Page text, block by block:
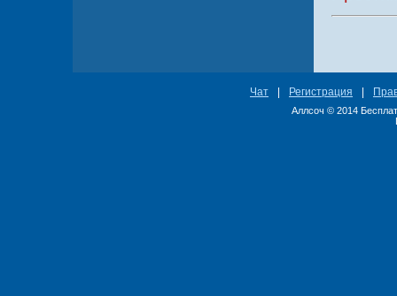
Чат | Регистрация |
Аллсоч © 2014